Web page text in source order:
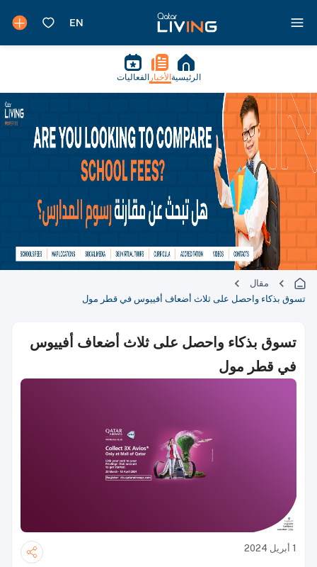
الرئيسية الأخبار الفعاليات
مقال
تسوق بذكاء واحصل على ثلاث أضعاف أفييوس في قطر مول
تسوق بذكاء واحصل على ثلاث أضعاف أفييوس
في قطر مول
1 أبريل 2024